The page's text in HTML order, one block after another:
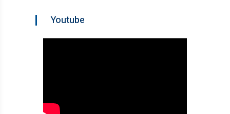
Youtube